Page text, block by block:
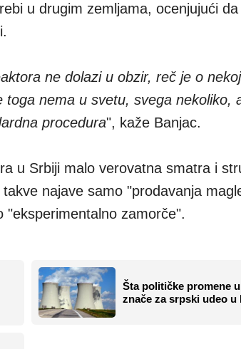
u drugim zemljama, ocenjujući
ne dolazi u obzir, reč je o
nema u svetu, svega nekoliko,
procedura", kaže Banjac.
u Srbiji malo verovatna smatra i
takve najave samo "prodavanja
"eksperimentalno zamorče".
Šta političke promene
znače za srpski udeo u